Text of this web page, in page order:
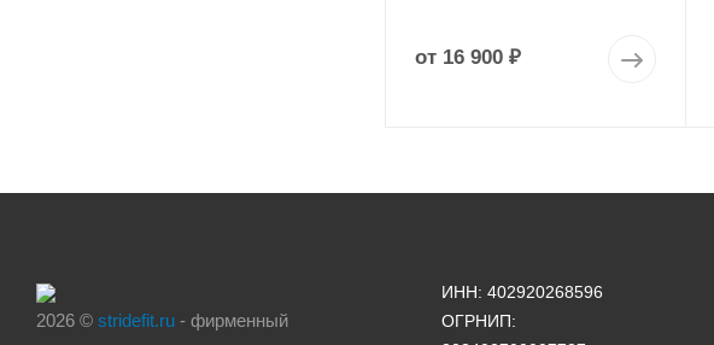
от 16 900 ₽
2026 © stridefit.ru - фирменный
ИНН: 402920268596
ОГРНИП: